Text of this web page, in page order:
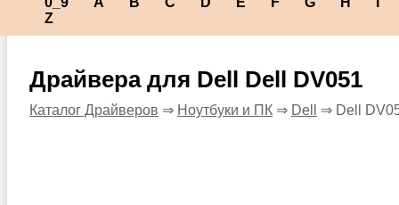
Z
Драйвера для Dell Dell DV051
Каталог Драйверов ⇒ Ноутбуки и ПК ⇒ Dell ⇒ Dell